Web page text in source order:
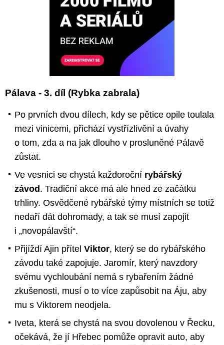
Pálava - 3. díl (Rybka zabrala)
Po prvních dvou dílech, kdy se pětice opile toulala
mezi vinicemi, přichází vystřízlivění a úvahy
o tom, zda a na jak dlouho v prosluněné Pálavě
zůstat.
Ve vesnici se chystá každoroční rybářský
závod. Tradiční akce má ale hned ze začátku
trhliny. Osvědčené rybářské týmy místních se totiž
nedaří dát dohromady, a tak se musí zapojit
i „novopálavští“.
Přijíždí Ajin přítel Viktor, který se do rybářského
závodu také zapojuje. Jaromír, který navzdory
svému vychloubání nemá s rybařením žádné
zkušenosti, musí o to více zapůsobit na Áju, aby
mu s Viktorem neodjela.
Iveta, která se chystá na svou dovolenou v Řecku,
očekává, že jí Hřebec pomůže opravit auto, aby